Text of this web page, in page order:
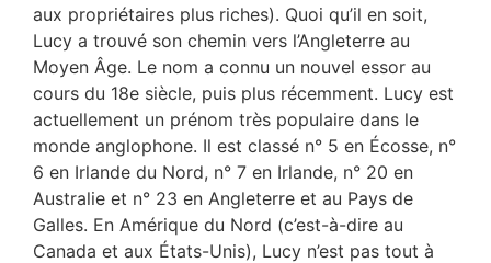
aux propriétaires plus riches). Quoi qu’il en soit,
Lucy a trouvé son chemin vers l’Angleterre au
Moyen Âge. Le nom a connu un nouvel essor au
cours du 18e siècle, puis plus récemment. Lucy est
actuellement un prénom très populaire dans le
monde anglophone. Il est classé n° 5 en Écosse, n°
6 en Irlande du Nord, n° 7 en Irlande, n° 20 en
Australie et n° 23 en Angleterre et au Pays de
Galles. En Amérique du Nord (c’est-à-dire au
Canada et aux États-Unis), Lucy n’est pas tout à